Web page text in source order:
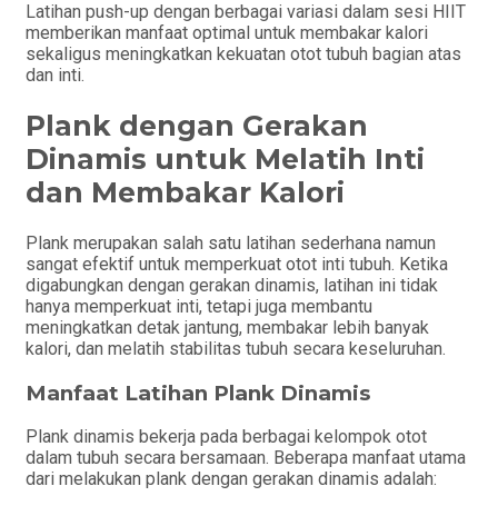
Latihan push-up dengan berbagai variasi dalam sesi HIIT
memberikan manfaat optimal untuk membakar kalori
sekaligus meningkatkan kekuatan otot tubuh bagian atas
dan inti.
Plank dengan Gerakan
Dinamis untuk Melatih Inti
dan Membakar Kalori
Plank merupakan salah satu latihan sederhana namun
sangat efektif untuk memperkuat otot inti tubuh. Ketika
digabungkan dengan gerakan dinamis, latihan ini tidak
hanya memperkuat inti, tetapi juga membantu
meningkatkan detak jantung, membakar lebih banyak
kalori, dan melatih stabilitas tubuh secara keseluruhan.
Manfaat Latihan Plank Dinamis
Plank dinamis bekerja pada berbagai kelompok otot
dalam tubuh secara bersamaan. Beberapa manfaat utama
dari melakukan plank dengan gerakan dinamis adalah: